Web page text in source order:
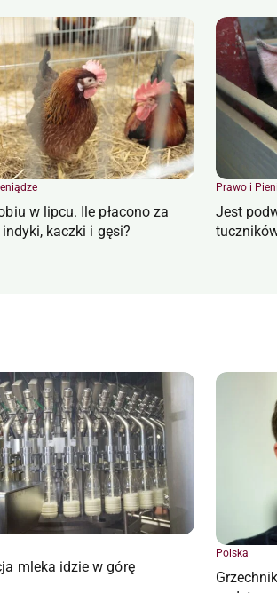
w lipcu. Ile płacono za
indyki, kaczki i gęsi?
Prawo i
Jest
mleka idzie w górę
Polska